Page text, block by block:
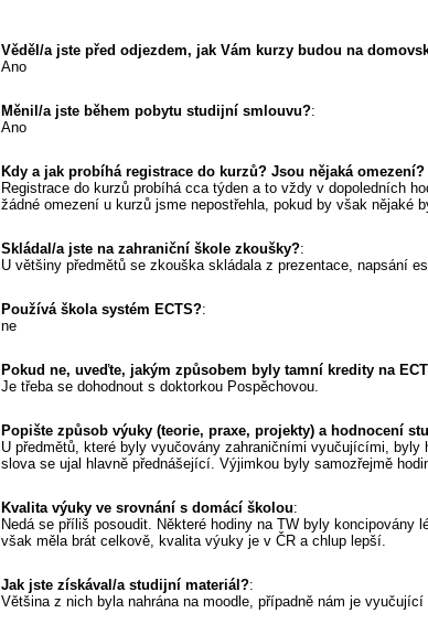
Věděl/a jste před odjezdem, jak Vám kurzy budou na
Ano
Měnil/a jste během pobytu studijní smlouvu?:
Ano
Kdy a jak probíhá registrace do kurzů? Jsou nějaká
Registrace do kurzů probíhá cca týden a to vždy v dopoledních
žádné omezení u kurzů jsme nepostřehla, pokud by však nějaké
Skládal/a jste na zahraniční škole zkoušky?:
U většiny předmětů se zkouška skládala z prezentace, napsání
Používá škola systém ECTS?:
ne
Pokud ne, uveďte, jakým způsobem byly tamní kredity na
Je třeba se dohodnout s doktorkou Pospěchovou.
Popište způsob výuky (teorie, praxe, projekty) a hodnocení
U předmětů, které byly vyučovány zahraničními vyučujícími,
slova se ujal hlavně přednášející. Výjimkou byly samozřejmě
Kvalita výuky ve srovnání s domácí školou:
Nedá se příliš posoudit. Některé hodiny na TW byly
však měla brát celkově, kvalita výuky je v ČR a chlup lepší.
Jak jste získával/a studijní materiál?:
Většina z nich byla nahrána na moodle, případně nám je